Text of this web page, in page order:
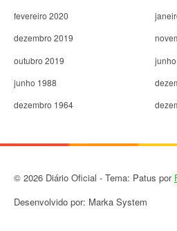
fevereiro 2020
dezembro 2019
outubro 2019
junho 1988
dezembro 1964
© 2026 Diário Oficial - Tema: Patus por
Desenvolvido por: Marka System